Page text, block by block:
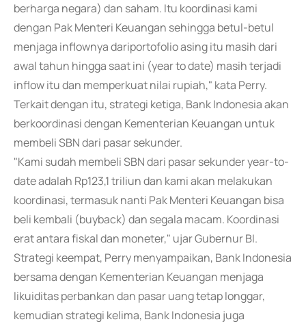
berharga negara) dan saham. Itu koordinasi kami
dengan Pak Menteri Keuangan sehingga betul-betul
menjaga inflownya dariportofolio asing itu masih dari
awal tahun hingga saat ini (year to date) masih terjadi
inflow itu dan memperkuat nilai rupiah," kata Perry.
Terkait dengan itu, strategi ketiga, Bank Indonesia akan
berkoordinasi dengan Kementerian Keuangan untuk
membeli SBN dari pasar sekunder.
"Kami sudah membeli SBN dari pasar sekunder year-to-
date adalah Rp123,1 triliun dan kami akan melakukan
koordinasi, termasuk nanti Pak Menteri Keuangan bisa
beli kembali (buyback) dan segala macam. Koordinasi
erat antara fiskal dan moneter," ujar Gubernur BI.
Strategi keempat, Perry menyampaikan, Bank Indonesia
bersama dengan Kementerian Keuangan menjaga
likuiditas perbankan dan pasar uang tetap longgar,
kemudian strategi kelima, Bank Indonesia juga